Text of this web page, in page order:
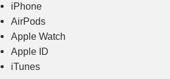
iPhone
AirPods
Apple Watch
Apple ID
iTunes